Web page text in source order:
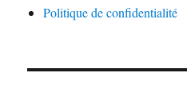
Politique de confidentialité